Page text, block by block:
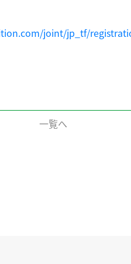
joint/jp_tf/
一覧へ